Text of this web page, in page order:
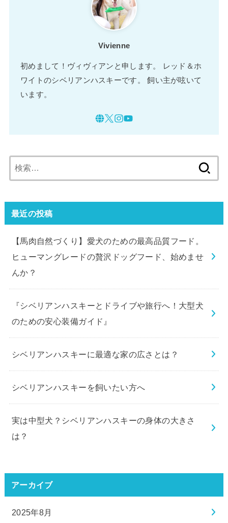
Vivienne
初めまして！ヴィヴィアンと申します。 レッド＆ホ
ワイトのシベリアンハスキーです。 飼い主が呟いて
います。
索:
最近の投稿
【馬肉自然づくり】愛犬のための最高品質フード。
ヒューマングレードの贅沢ドッグフード、始めませ
んか？
『シベリアンハスキーとドライブや旅行へ！大型犬
のための安心装備ガイド』
シベリアンハスキーに最適な家の広さとは？
シベリアンハスキーを飼いたい方へ
実は中型犬？シベリアンハスキーの身体の大きさ
は？
アーカイブ
2025年8月